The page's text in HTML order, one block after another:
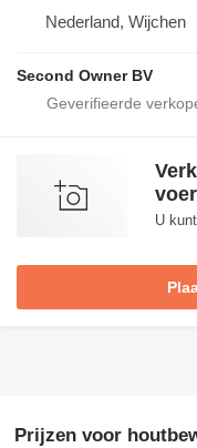
Nederland, Wijchen
Second Owner BV
U
Prijzen voor